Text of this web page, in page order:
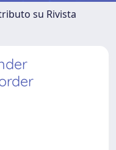
su Rivista